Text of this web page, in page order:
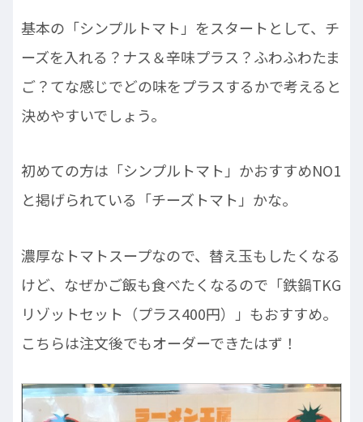
基本の「シンプルトマト」をスタートとして、チ
ーズを入れる？ナス＆辛味プラス？ふわふわたま
ご？てな感じでどの味をプラスするかで考えると
決めやすいでしょう。
初めての方は「シンプルトマト」かおすすめNO1
と掲げられている「チーズトマト」かな。
濃厚なトマトスープなので、替え玉もしたくなる
けど、なぜかご飯も食べたくなるので「鉄鍋TKG
リゾットセット（プラス400円）」もおすすめ。
こちらは注文後でもオーダーできたはず！